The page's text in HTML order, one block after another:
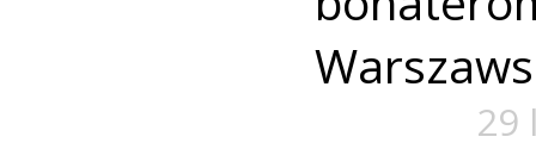
29